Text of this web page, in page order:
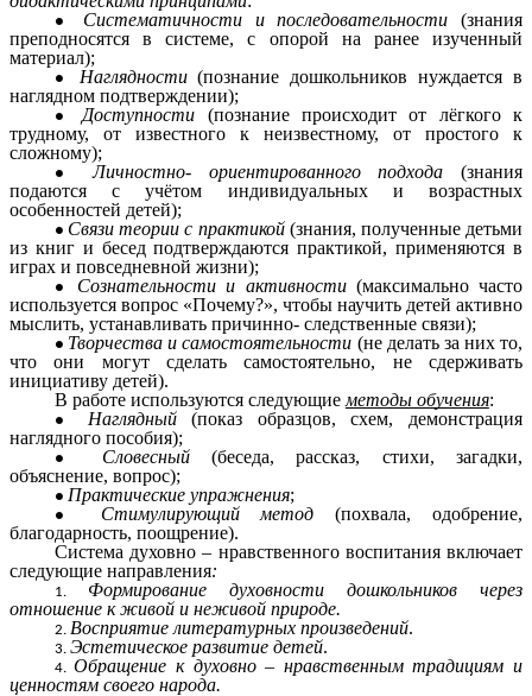
Систематичности и последовательности (знания
преподносятся в системе, с опорой на ранее изученный
материал);
Наглядности(познание дошкольников нуждается в
наглядном подтверждении);
Доступности (познание происходит от лёгкого к
трудному, от известного к неизвестному, от простого к
сложному);
Личностно- ориентированного подхода (знания
подаются с учётом индивидуальных и возрастных
особенностей детей);
Связи теории с практикой(знания, полученные детьми
из книг и бесед подтверждаются практикой, применяются в
играх и повседневной жизни);
Сознательности и активности(максимально часто
используется вопрос «Почему?», чтобы научить детей активно
мыслить, устанавливать причинно- следственные связи);
Творчества и самостоятельности (не делать за них то,
что они могут сделать самостоятельно, не сдерживать
инициативу детей).
В работе используются следующие методы обучения:
Наглядный(показ образцов, схем, демонстрация
наглядного пособия);
Словесный(беседа, рассказ, стихи, загадки,
объяснение, вопрос);
Практические упражнения;
Стимулирующий метод (похвала, одобрение,
благодарность, поощрение).
Система духовно – нравственного воспитания включает
следующие направления:
Формирование духовности дошкольников через
отношение к живой и неживой природе.
Восприятие литературных произведений.
Эстетическое развитие детей.
Обращение к духовно – нравственным традициям и
ценностям своего народа.